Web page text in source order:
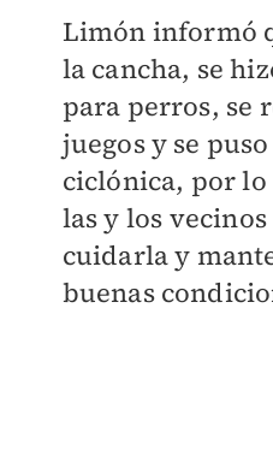
Limón informó
la cancha, se
para perros, se
juegos y se
ciclónica, por
las y los vecinos
cuidarla y
buenas